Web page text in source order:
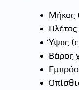
Μήκος
Ύψος
Βάρος